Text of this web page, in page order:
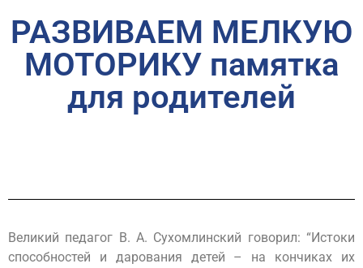
РАЗВИВАЕМ МЕЛКУЮ
МОТОРИКУ памятка
для родителей
Великий педагог В. А. Сухомлинский говорил: “Истоки
способностей и дарования детей – на кончиках их